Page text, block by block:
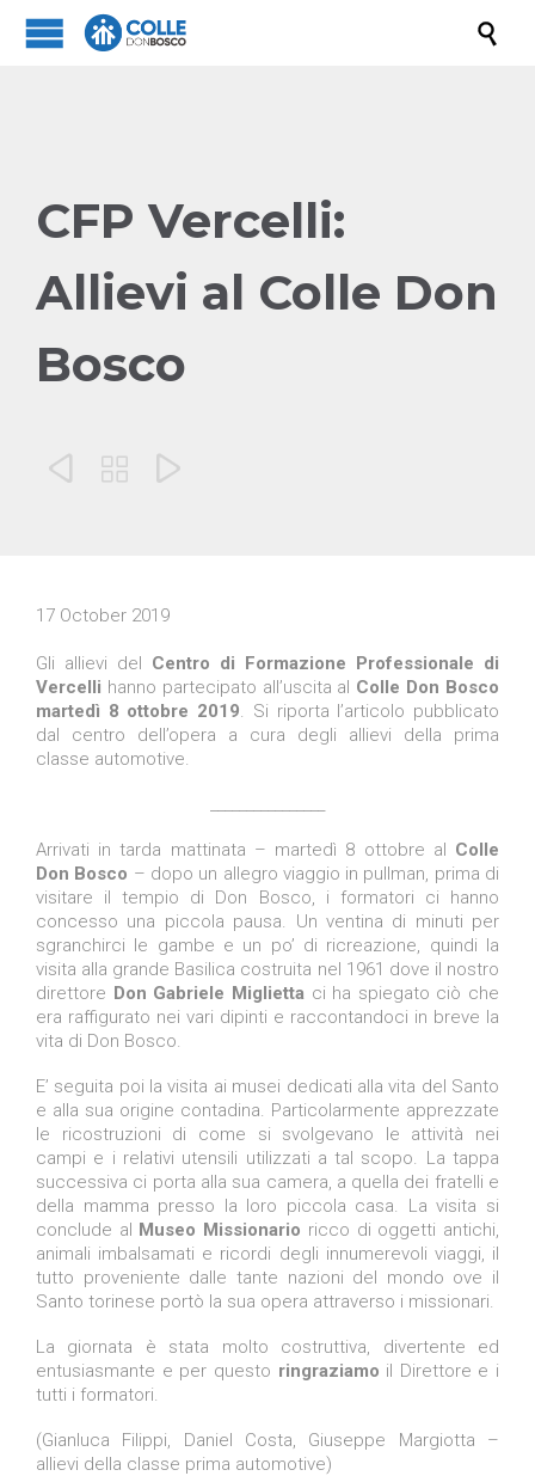

CFP Vercelli:
Allievi al Colle Don
Bosco
  
17 October 2019
Gli allievi del Centro di Formazione Professionale di
Vercelli hanno partecipato all’uscita al Colle Don Bosco
martedì 8 ottobre 2019. Si riporta l’articolo pubblicato
dal centro dell’opera a cura degli allievi della prima
classe automotive.
Arrivati in tarda mattinata – martedì 8 ottobre al Colle
Don Bosco – dopo un allegro viaggio in pullman, prima di
visitare il tempio di Don Bosco, i formatori ci hanno
concesso una piccola pausa. Un ventina di minuti per
sgranchirci le gambe e un po’ di ricreazione, quindi la
visita alla grande Basilica costruita nel 1961 dove il nostro
direttore Don Gabriele Migliettaci ha spiegato ciò che
era raffigurato nei vari dipinti e raccontandoci in breve la
vita di Don Bosco.
E’ seguita poi la visita ai musei dedicati alla vita del Santo
e alla sua origine contadina. Particolarmente apprezzate
le ricostruzioni di come si svolgevano le attività nei
campi e i relativi utensili utilizzati a tal scopo. La tappa
successiva ci porta alla sua camera, a quella dei fratelli e
della mamma presso la loro piccola casa. La visita si
conclude al Museo Missionario ricco di oggetti antichi,
animali imbalsamati e ricordi degli innumerevoli viaggi, il
tutto proveniente dalle tante nazioni del mondo ove il
Santo torinese portò la sua opera attraverso i missionari.
La giornata è stata molto costruttiva, divertente ed
entusiasmante e per questo ringraziamo il Direttore e i
tutti i formatori.
(Gianluca Filippi, Daniel Costa, Giuseppe Margiotta –
allievi della classe prima automotive)